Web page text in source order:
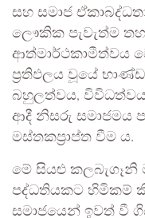
සහ සමාජ
ලෞකික පැවැත්ම
ආත්මාර්ථකාමීත්වය
ප්‍රතිඵලය වූයේ
බහුලත්වය,
ආදී නිසරු සමාජමය
මස්තකප්‍රාප්ත වීම ය.
මේ සියළු කලබැගෑනි
පද්ධතියකට හිමිකම්
සමාජයෙන් ඉවත් වී